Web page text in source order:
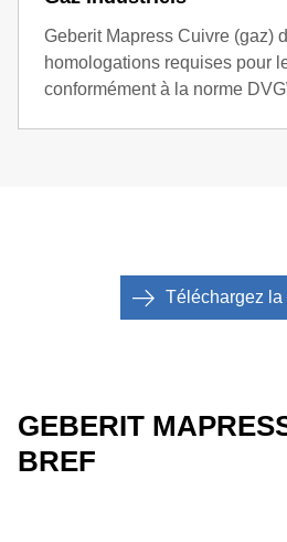
Geberit Mapress Cuivre (gaz)
homologations requises pour
conformément à la norme
Téléchargez la
GEBERIT
BREF